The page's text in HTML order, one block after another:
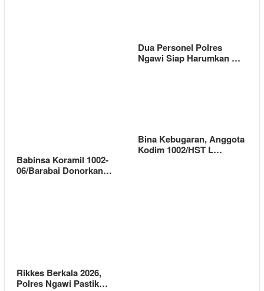
Dua Personel Polres
Ngawi Siap Harumkan …
Babinsa Koramil 1002-
06/Barabai Donorkan…
Bina Kebugaran, Anggota
Kodim 1002/HST L…
Rikkes Berkala 2026,
Polres Ngawi Pastik…